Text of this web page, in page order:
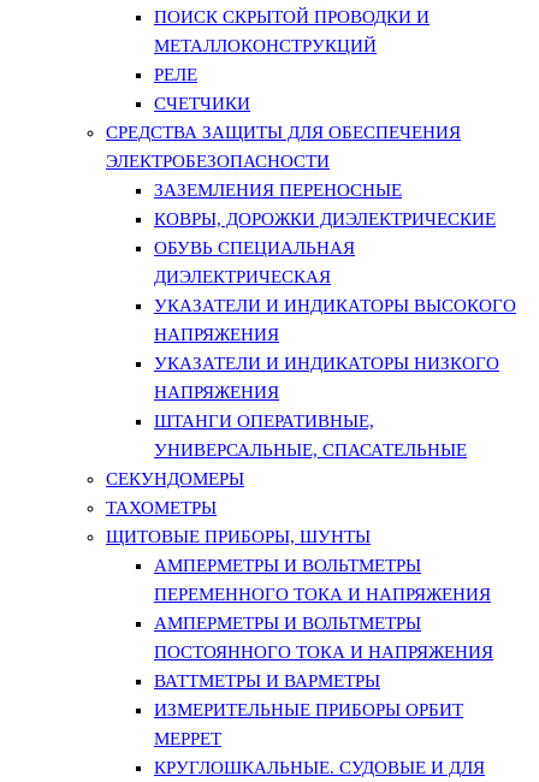
ПОИСК СКРЫТОЙ ПРОВОДКИ И
МЕТАЛЛОКОНСТРУКЦИЙ
РЕЛЕ
СЧЕТЧИКИ
СРЕДСТВА ЗАЩИТЫ ДЛЯ ОБЕСПЕЧЕНИЯ
ЭЛЕКТРОБЕЗОПАСНОСТИ
ЗАЗЕМЛЕНИЯ ПЕРЕНОСНЫЕ
КОВРЫ, ДОРОЖКИ ДИЭЛЕКТРИЧЕСКИЕ
ОБУВЬ СПЕЦИАЛЬНАЯ
ДИЭЛЕКТРИЧЕСКАЯ
УКАЗАТЕЛИ И ИНДИКАТОРЫ ВЫСОКОГО
НАПРЯЖЕНИЯ
УКАЗАТЕЛИ И ИНДИКАТОРЫ НИЗКОГО
НАПРЯЖЕНИЯ
ШТАНГИ ОПЕРАТИВНЫЕ,
УНИВЕРСАЛЬНЫЕ, СПАСАТЕЛЬНЫЕ
СЕКУНДОМЕРЫ
ТАХОМЕТРЫ
ЩИТОВЫЕ ПРИБОРЫ, ШУНТЫ
АМПЕРМЕТРЫ И ВОЛЬТМЕТРЫ
ПЕРЕМЕННОГО ТОКА И НАПРЯЖЕНИЯ
АМПЕРМЕТРЫ И ВОЛЬТМЕТРЫ
ПОСТОЯННОГО ТОКА И НАПРЯЖЕНИЯ
ВАТТМЕТРЫ И ВАРМЕТРЫ
ИЗМЕРИТЕЛЬНЫЕ ПРИБОРЫ ОРБИТ
МЕРРЕТ
КРУГЛОШКАЛЬНЫЕ. СУДОВЫЕ И ДЛЯ